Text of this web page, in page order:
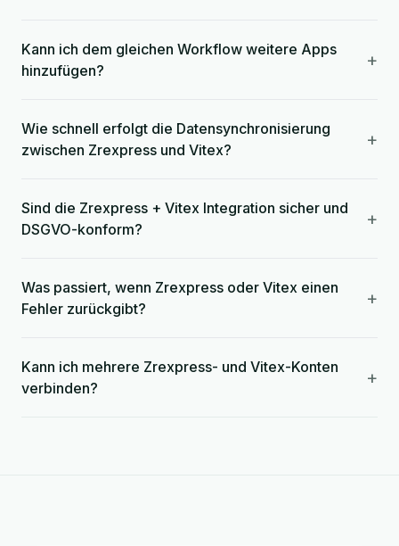
Kann ich dem gleichen Workflow weitere Apps
hinzufügen?
+
Wie schnell erfolgt die Datensynchronisierung
zwischen Zrexpress und Vitex?
+
Sind die Zrexpress + Vitex Integration sicher und
DSGVO-konform?
+
Was passiert, wenn Zrexpress oder Vitex einen
Fehler zurückgibt?
+
Kann ich mehrere Zrexpress- und Vitex-Konten
verbinden?
+